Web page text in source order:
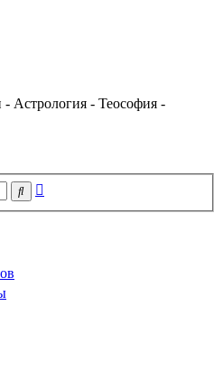
Астрология - Теософия -
Поиск